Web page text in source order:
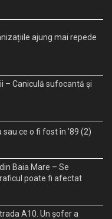
ajung mai repede
– Caniculă sufocantă și
ce o fi fost în ’89 (2)
Baia Mare – Se
poate fi afectat
A10. Un șofer a